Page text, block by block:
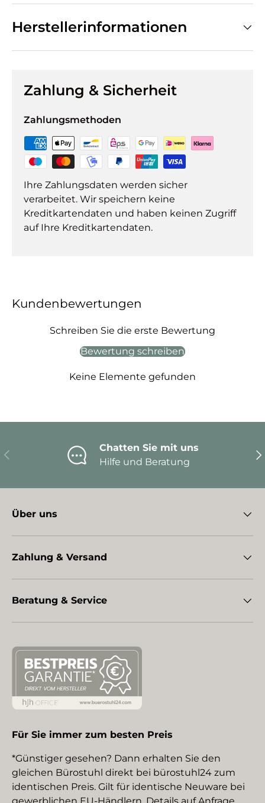
Herstellerinformationen
Zahlung & Sicherheit
Zahlungsmethoden
Ihre Zahlungsdaten werden sicher
verarbeitet. Wir speichern keine
Kreditkartendaten und haben keinen Zugriff
auf Ihre Kreditkartendaten.
Kundenbewertungen
Schreiben Sie die erste Bewertung
Bewertung schreiben
Keine Elemente gefunden
Vorherige
Chatten Sie mit uns
Hilfe und Beratung
Über uns
Zahlung & Versand
Beratung & Service
Für Sie immer zum besten Preis
*Günstiger gesehen? Dann erhalten Sie den
gleichen Bürostuhl direkt bei bürostuhl24 zum
identischen Preis. Gilt für identische Neuware bei